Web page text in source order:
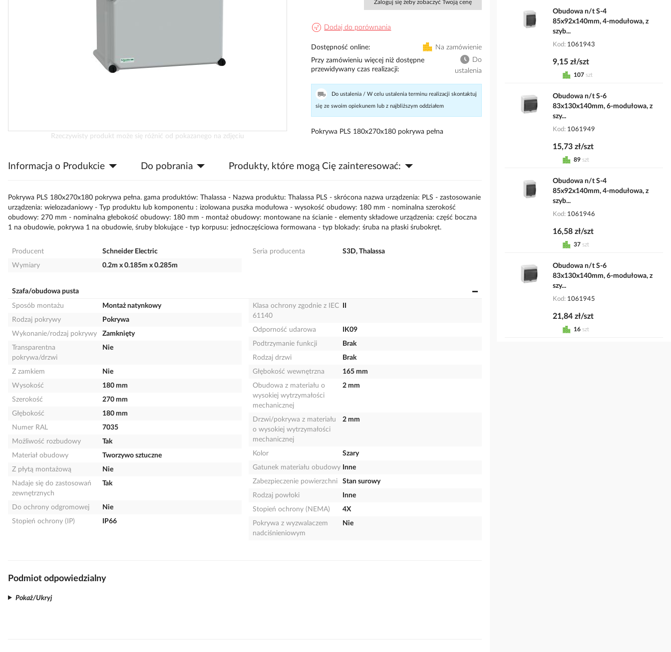
galerii
Rzeczywisty produkt może się różnić od pokazanego na zdjęciu
Zaloguj się żeby zobaczyć Twoją cenę
Dodaj do porównania
Dostępność online
Na zamówienie
Przy zamówieniu więcej niż dostępne
przewidywany czas realizacji
Do
ustalenia
Do ustalenia / W celu ustalenia terminu realizacji skontaktuj
się ze swoim opiekunem lub z najbliższym oddziałem
Pokrywa PLS 180x270x180 pokrywa pełna
Informacja o Produkcie Do pobrania Produkty, które mogą Cię zainteresować:
Pokrywa PLS 180x270x180 pokrywa pełna. gama produktów: Thalassa - Nazwa produktu: Thalassa PLS - skrócona nazwa urządzenia: PLS - zastosowanie
urządzenia: wielozadaniowy - Typ produktu lub komponentu : izolowana puszka modułowa - wysokość obudowy: 180 mm - nominalna szerokość
obudowy: 270 mm - nominalna głebokość obudowy: 180 mm - montaż obudowy: montowane na ścianie - elementy składowe urządzenia: część boczna
1 na obudowie, pokrywa 1 na obudowie, śruby blokujące - typ korpusu: jednoczęściowa formowana - typ blokady: śruba na płaski śrubokręt.
Producent
Schneider Electric
Wymiary
0.2m x 0.185m x 0.285m
Seria producenta S3D, Thalassa
Szafa/obudowa pusta
Sposób montażu
Montaż natynkowy
Rodzaj pokrywy
Pokrywa
Wykonanie/rodzaj pokrywy
Zamknięty
Transparentna
pokrywa/drzwi
Nie
Z zamkiem
Nie
Wysokość
180 mm
Szerokość
270 mm
Głębokość
180 mm
Numer RAL
7035
Możliwość rozbudowy
Tak
Materiał obudowy
Tworzywo sztuczne
Z płytą montażową
Nie
Nadaje się do zastosowań
zewnętrznych
Tak
Do ochrony odgromowej
Nie
Stopień ochrony (IP)
IP66
Klasa ochrony zgodnie z IEC
61140
Odporność udarowa
IK09
Podtrzymanie funkcji
Brak
Rodzaj drzwi
Brak
Głębokość wewnętrzna
165 mm
Obudowa z materiału o
wysokiej wytrzymałości
mechanicznej
2 mm
Drzwi/pokrywa z materiału
o wysokiej wytrzymałości
mechanicznej
2 mm
Kolor
Szary
Gatunek materiału obudowy
Inne
Zabezpieczenie powierzchni
Stan surowy
Rodzaj powłoki
Inne
Stopień ochrony (NEMA)
4X
Pokrywa z wyzwalaczem
nadciśnieniowym
Nie
Podmiot odpowiedzialny
Pokaż/Ukryj
Obudowa n/t S-4
85x92x140mm, 4-modułowa, z
szyb...
Kod 1061943
9,15 zł/szt
107 szt
Obudowa n/t S-6
83x130x140mm, 6-modułowa, z
szy...
Kod 1061949
15,73 zł/szt
89 szt
Obudowa n/t S-4
85x92x140mm, 4-modułowa, z
szyb...
Kod 1061946
16,58 zł/szt
37 szt
Obudowa n/t S-6
83x130x140mm, 6-modułowa, z
szy...
Kod 1061945
21,84 zł/szt
16 szt